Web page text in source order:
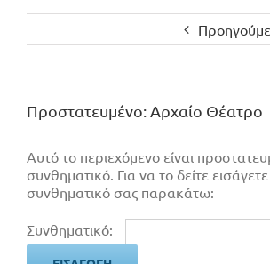
Πρoστατευμένο: Αρχαίο Θέατρο
Αυτό το περιεχόμενο είναι
συνθηματικό. Για να το δείτε
συνθηματικό σας παρακάτω:
Συνθηματικό: